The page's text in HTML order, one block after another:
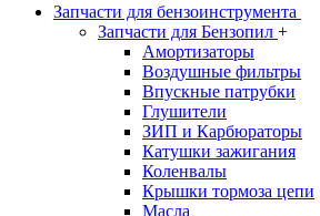
Запчасти для бензоинструмента
Запчасти для Бензопил +
Амортизаторы
Воздушные фильтры
Впускные патрубки
Глушители
ЗИП и Карбюраторы
Катушки зажигания
Коленвалы
Крышки тормоза цепи
Масла